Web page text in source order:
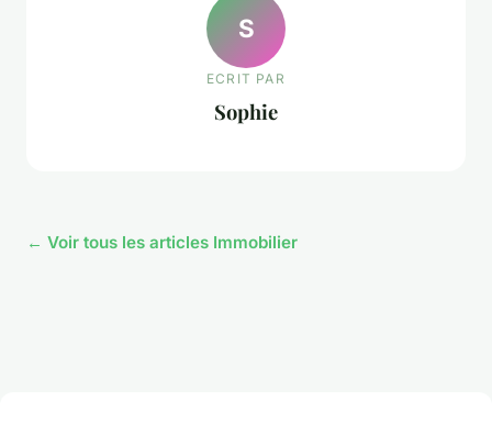
S
ECRIT PAR
Sophie
← Voir tous les articles Immobilier